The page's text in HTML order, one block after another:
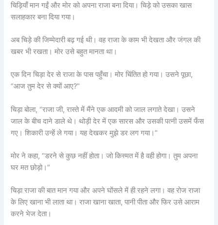
चिड़ियाँ मान गईं और मोर को अपना राजा बना दिया। चिड़े को उसका खास
सलाहकार बना दिया गया।
अब चिड़े की जिम्मेदारी बढ़ गई थी। वह राजा के काम भी देखता और जंगल की
खबर भी रखता। मोर उसे बहुत मानता था।
एक दिन चिड़ा देर से राजा के पास पहुँचा। मोर चिंतित हो गया। उसने पूछा,
“आज तुम देर से क्यों आए?”
चिड़ा बोला, “राजा जी, रास्ते में मैंने एक आदमी को जाल लगाते देखा। उसने
जाल के बीच दाने डाले थे। थोड़ी देर में एक सारस और उसकी पत्नी उसमें फँस
गए। शिकारी उन्हें ले गया। यह देखकर मुझे डर लग गया।”
मोर ने कहा, “डरने से कुछ नहीं होता। जो किस्मत में है वही होगा। तुम अपना
घर मत छोड़ो।”
चिड़ा राजा की बात मान गया और अपने घोंसले में ही रहने लगा। वह रोज राजा
के लिए खाना भी लाता था। राजा खाना खाता, पानी पीता और फिर उसे आराम
करने भेज देता।